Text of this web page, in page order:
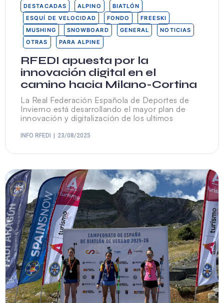
DESTACADAS ALPINO
BIATLÓN
ESQUÍ DE VELOCIDAD
FONDO
FREESKI
MUSHING
SNOWBOARD GENERAL
NOTICIAS
OTRAS
PARA ALPINE
RFEDI apuesta por la
innovación digital en el
camino hacia Milano-Cortina
La Real Federación Española de Deportes de
Invierno está desarrollando el mayor plan de
innovación y digitalización de los ultimos
INFO RFEDI 23/08/2025